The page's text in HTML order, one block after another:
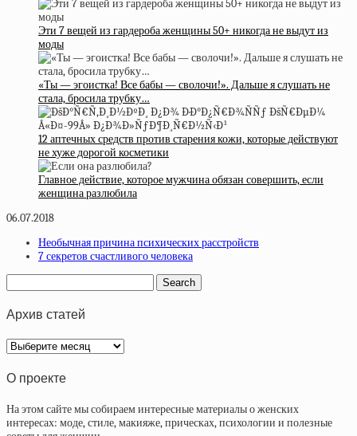
Эти 7 вещей из гардероба женщины 50+ никогда не выдут из
моды
«Ты — эгоистка! Все бабы — сволочи!». Дальше я слушать не
стала, бросила трубку…
12 аптечных средств против старения кожи, которые действуют
не хуже дорогой косметики
Главное действие, которое мужчина обязан совершить, если
женщина разлюбила
06.07.2018
Необычная причина психических расстройств
7 секретов счастливого человека
Архив статей
Архив
статей
О проекте
На этом сайте мы собираем интересные материалы о женских
интересах: моде, стиле, макияже, прическах, психологии и полезные